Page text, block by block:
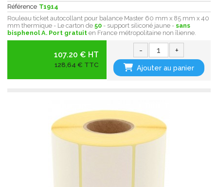
Référence T1914
Rouleau ticket autocollant pour balance Master 60 mm x 85 mm x 40
mm thermique - Le carton de 50 - support siliconé jaune - sans
bisphenol A. Port gratuit en France métropolitaine non îlienne.
107.20 € HT
128,64 € TTC
- +
Ajouter au panier